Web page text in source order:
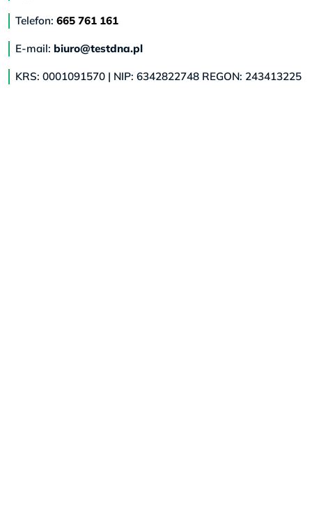
Telefon: 665 761 161
E-mail: biuro@testdna.pl
KRS: 0001091570 | NIP: 6342822748 REGON: 243413225